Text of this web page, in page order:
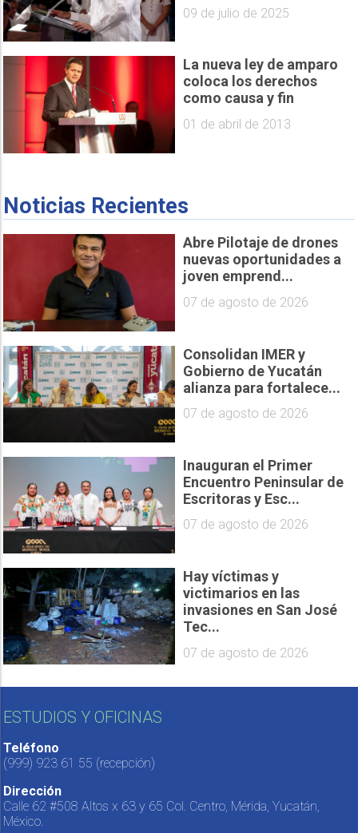
09 de julio de 2025
La nueva ley de amparo
coloca los derechos
como causa y fin
01 de abril de 2013
Noticias Recientes
Abre Pilotaje de drones
nuevas oportunidades a
joven emprend...
07 de agosto de 2026
Consolidan IMER y
Gobierno de Yucatán
alianza para fortalece...
07 de agosto de 2026
Inauguran el Primer
Encuentro Peninsular de
Escritoras y Esc...
07 de agosto de 2026
Hay víctimas y
victimarios en las
invasiones en San José
Tec...
07 de agosto de 2026
ESTUDIOS Y OFICINAS
Teléfono
(999) 923 61 55 (recepción)
Dirección
Calle 62 #508 Altos x 63 y 65 Col. Centro, Mérida, Yucatán,
México.